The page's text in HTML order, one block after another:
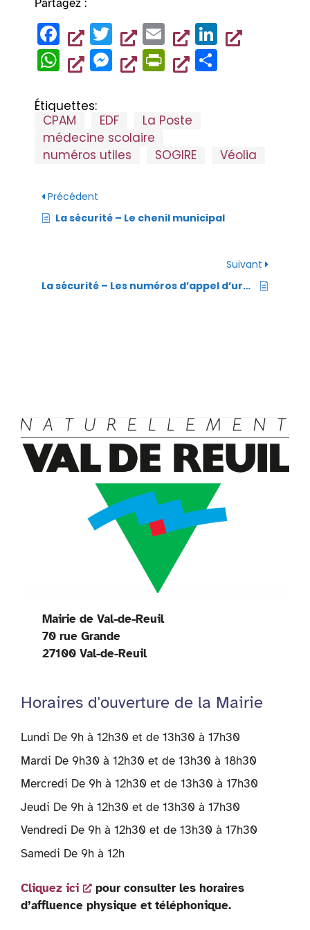
Partagez :
F
a
c
e
b
o
o
k
T
wi
tt
E
m
ai
Li
n
n
W
h
at
s
A
p
M
es
n
g
Pr
in
ri
e
y
er
Étiquettes:
CPAM
EDF
La Poste
médecine scolaire
numéros utiles
SOGIRE Véolia
Précédent
La sécurité – Le chenil municipal
Suivant
La sécurité – Les numéros d’appel d’urgence à connaître
Mairie de Val-de-Reuil
70 rue Grande
27100 Val-de-Reuil
Horaires d'ouverture de la Mairie
Lundi De 9h à 12h30 et de 13h30 à 17h30
Mardi De 9h30 à 12h30 et de 13h30 à 18h30
Mercredi De 9h à 12h30 et de 13h30 à 17h30
Jeudi De 9h à 12h30 et de 13h30 à 17h30
Vendredi De 9h à 12h30 et de 13h30 à 17h30
Samedi De 9h à 12h
Cliquez ici
pour consulter les horaires
d’affluence physique et téléphonique.